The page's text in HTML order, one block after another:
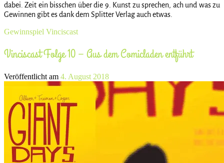
dabei. Zeit ein bisschen über die 9. Kunst zu sprechen, ach und was zu
Gewinnen gibt es dank dem Splitter Verlag auch etwas.
Gewinnspiel Vinciscast
Vinciscast Folge 10 – Aus dem Comicladen entführt
Veröffentlicht am 4. August 2018